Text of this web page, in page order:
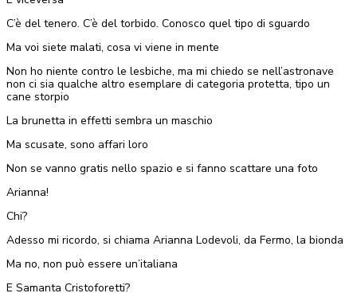
C’è del tenero. C’è del torbido. Conosco quel tipo di sguardo
Ma voi siete malati, cosa vi viene in mente
Non ho niente contro le lesbiche, ma mi chiedo se nell’astronave
non ci sia qualche altro esemplare di categoria protetta, tipo un
cane storpio
La brunetta in effetti sembra un maschio
Ma scusate, sono affari loro
Non se vanno gratis nello spazio e si fanno scattare una foto
Arianna!
Chi?
Adesso mi ricordo, si chiama Arianna Lodevoli, da Fermo, la bionda
Ma no, non può essere un’italiana
E Samanta Cristoforetti?